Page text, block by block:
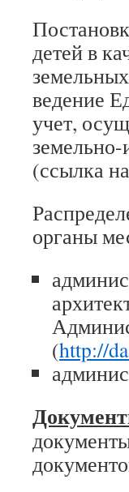
детей в
ведение
учет,
(ссылка
органы
(http://